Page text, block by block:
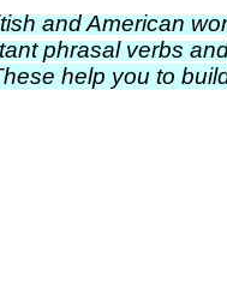
and American
phrasal verbs
help you to